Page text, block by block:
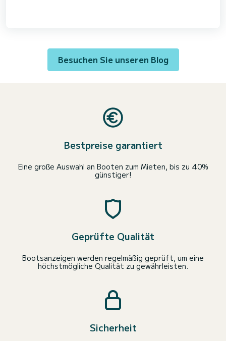
Besuchen Sie unseren Blog
Bestpreise garantiert
Eine große Auswahl an Booten zum Mieten, bis zu 40%
günstiger!
Geprüfte Qualität
Bootsanzeigen werden regelmäßig geprüft, um eine
höchstmögliche Qualität zu gewährleisten.
Sicherheit